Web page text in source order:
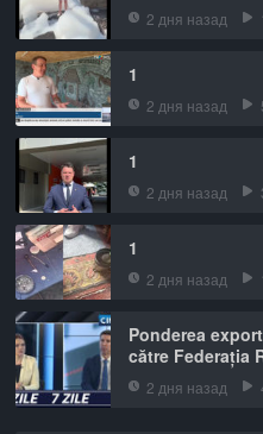
2 дня назад
1
2 дня назад
1
2 дня назад
1
2 дня назад
Ponderea
către Federația
2 дня назад